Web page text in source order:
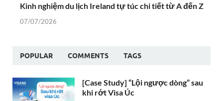
Kinh nghiệm du lịch Ireland tự túc chi tiết từ A đến Z
07/07/2026
POPULAR COMMENTS TAGS
[Case Study] “Lội ngược dòng” sau
khi rớt Visa Úc